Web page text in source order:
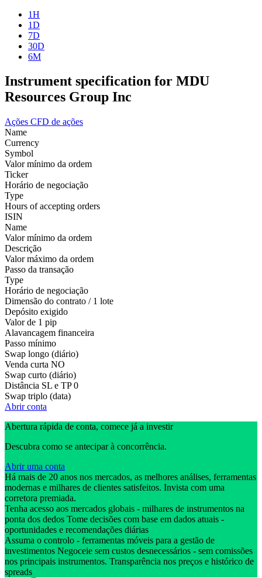
1H
1D
7D
30D
6M
Instrument specification for MDU
Resources Group Inc
Ações CFD de ações
Name
Currency
Symbol
Valor mínimo da ordem
Ticker
Horário de negociação
Type
Hours of accepting orders
ISIN
Name
Valor mínimo da ordem
Descrição
Valor máximo da ordem
Passo da transação
Type
Horário de negociação
Dimensão do contrato / 1 lote
Depósito exigido
Valor de 1 pip
Alavancagem financeira
Passo mínimo
Swap longo (diário)
Venda curta NO
Swap curto (diário)
Distância SL e TP 0
Swap triplo (data)
Abrir conta
Abertura rápida de conta, comece já a investir
Descubra como se antecipar à concorrência.
Abrir uma conta
Há mais de 20 anos nos mercados, as melhores análises, ferramentas
modernas e milhares de clientes satisfeitos. Invista com uma
corretora premiada.
Tenha acesso aos mercados globais - milhares de instrumentos na
ponta dos dedos Tome decisões com base em dados atuais -
oportunidades e recomendações diárias
Assuma o controlo - ferramentas móveis para a gestão de
investimentos Negoceie sem custos desnecessários - sem comissões
nos principais instrumentos. Transparência nos preços e histórico de
spreads